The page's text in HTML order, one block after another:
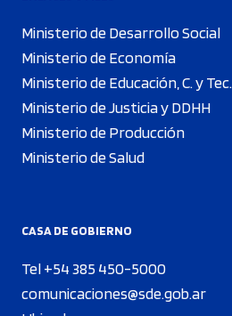
Ministerio de Desarrollo Social
Ministerio de Economía
Ministerio de Educación, C. y Tec.
Ministerio de Justicia y DDHH
Ministerio de Producción
Ministerio de Salud
CASA DE GOBIERNO
Tel +54 385 450-5000
comunicaciones@sde.gob.ar